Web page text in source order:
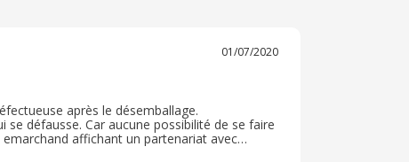
01/07/2020
après le désemballage.
défausse. Car aucune possibilité de se faire
affichant un partenariat avec
car aucune réponse de leur part même